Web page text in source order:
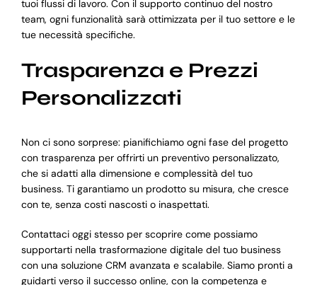
tuoi flussi di lavoro. Con il supporto continuo del nostro
team, ogni funzionalità sarà ottimizzata per il tuo settore e le
tue necessità specifiche.
Trasparenza e Prezzi
Personalizzati
Non ci sono sorprese: pianifichiamo ogni fase del progetto
con trasparenza per offrirti un preventivo personalizzato,
che si adatti alla dimensione e complessità del tuo
business. Ti garantiamo un prodotto su misura, che cresce
con te, senza costi nascosti o inaspettati.
Contattaci oggi stesso per scoprire come possiamo
supportarti nella trasformazione digitale del tuo business
con una soluzione CRM avanzata e scalabile. Siamo pronti a
guidarti verso il successo online, con la competenza e